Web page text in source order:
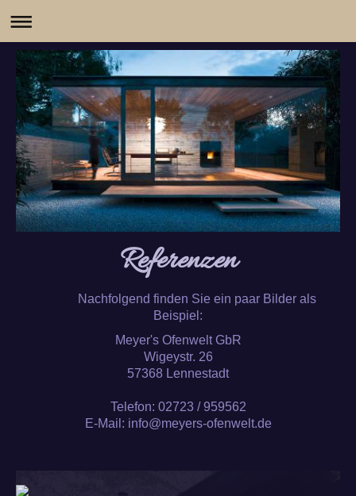
Referenzen
Nachfolgend finden Sie ein paar Bilder als
Beispiel:
Meyer's Ofenwelt GbR
Wigeystr. 26
57368 Lennestadt
Telefon: 02723 / 959562
E-Mail: info@meyers-ofenwelt.de